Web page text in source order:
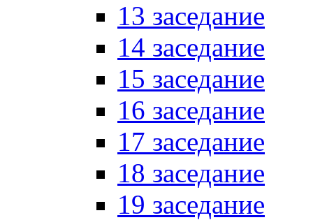
13 заседание
14 заседание
15 заседание
16 заседание
17 заседание
18 заседание
19 заседание